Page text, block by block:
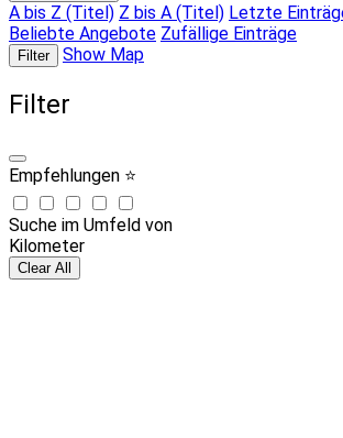
A bis Z (Titel) Z bis A (Titel) Letzte
Beliebte Angebote Zufällige Einträge
Filter Show Map
Filter
Empfehlungen ⭐
Suche im Umfeld von
Kilometer
Clear All